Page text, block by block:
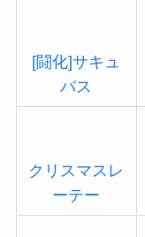
[闘化]サキュ
バス
クリスマスレ
ーテー